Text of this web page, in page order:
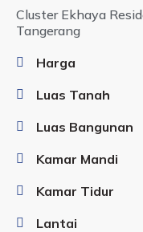
Cluster Ekhaya
Tangerang
Harga
Luas Tanah
Luas Bangunan
Kamar Mandi
Kamar Tidur
Lantai